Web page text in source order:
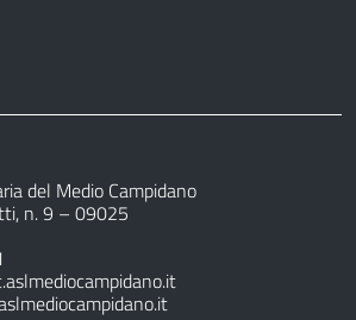
del Medio Campidano
n. 9 – 09025